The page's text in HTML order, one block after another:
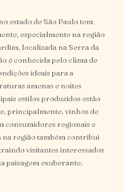
estado de São Paulo tem
especialmente na região
localizada na Serra da
é conhecida pelo clima de
ideais para a
amenas e noites
estilos produzidos estão
principalmente, vinhos de
consumidores regionais e
região também contribui
visitantes interessados
paisagem exuberante.